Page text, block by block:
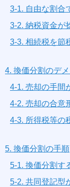
3-1. 自由な割合
3-2. 納税資金が
3-3. 相続税を節
4. 換価分割のデメ
4-1. 売却の手間
4-2. 売却の合意
4-3. 所得税等の
5. 換価分割の手順
5-1. 換価分割す
5-2. 共同登記型